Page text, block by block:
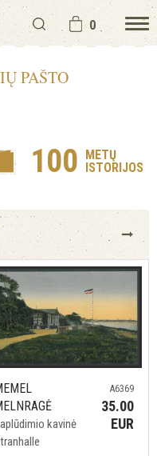
0
PAŠTO
100 METŲ
ISTORIJOS
kavinė
A6369
35.00
EUR